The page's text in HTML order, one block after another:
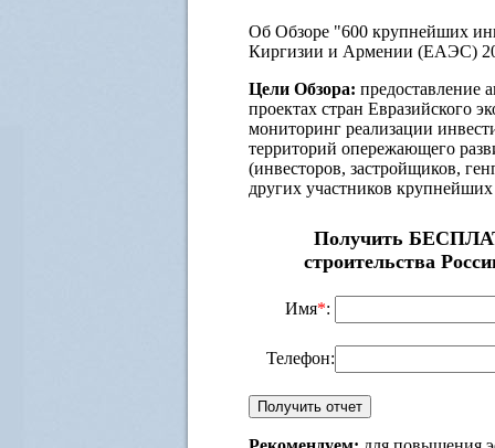
Об Обзоре "600 крупнейших
Киргизии и Армении (ЕАЭС)
Цели Обзора: предоставление
проектах стран Евразийского
мониторинг реализации
территорий опережающего
(инвесторов, застройщиков,
других участников
Получить
строительства
Имя*:
Телефон: